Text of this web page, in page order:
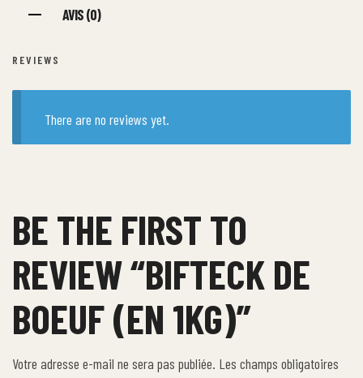
AVIS (0)
REVIEWS
There are no reviews yet.
BE THE FIRST TO
REVIEW “BIFTECK DE
BOEUF (EN 1KG)”
Votre adresse e-mail ne sera pas publiée. Les champs obligatoires